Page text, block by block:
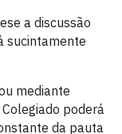
a discussão
sucintamente
mediante
poderá
da pauta